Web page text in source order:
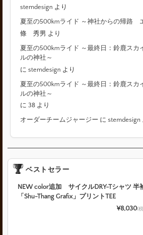
stemdesign より
夏至の500kmライド ～神社からの帰路
條 秀男 より
夏至の500kmライド ～最終日：鈴鹿スカ
ルの神社～
にstemdesign より
夏至の500kmライド ～最終日：鈴鹿スカ
ルの神社～
に38 より
オーダーチームジャージー にstemdesign
ベストセラー
NEW color追加 サイクルDRY-Tシャツ 半
「Shu-Thang Grafix」プリントTEE
¥8,030(